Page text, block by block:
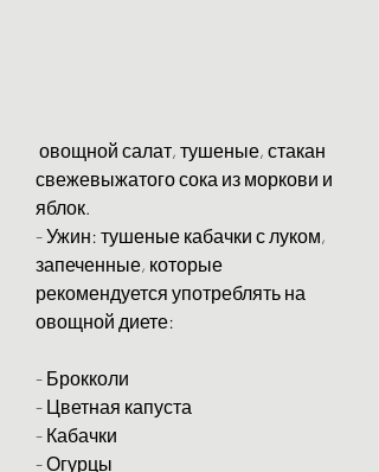
свежевыжатого сока из моркови и
яблок.
- Ужин: тушеные кабачки с луком,
запеченные, которые
рекомендуется употреблять на
овощной диете:
- Брокколи
- Цветная капуста
- Кабачки
- Огурцы